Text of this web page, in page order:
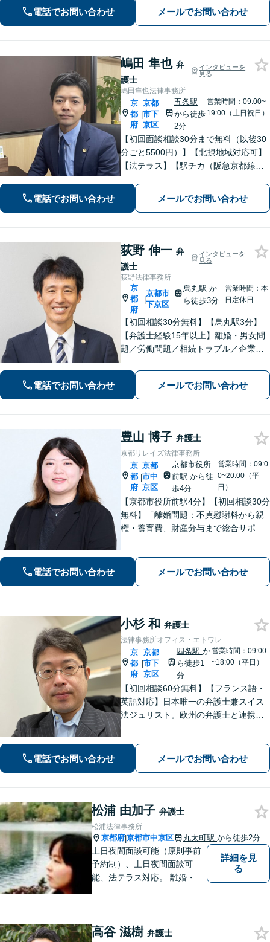
い、最善の結果を目指します。お困り
の場合は、お気軽に弁護士にご相談く
電話でお問い合わせ メールでお問い合わせ
嶋田 隼也 弁
護士
インタビューを
見る
嶋田隼也法律事務所
京
都
府
|
京都
市下
京区
五条駅
から徒歩
2分
営業時間：09:00~
19:00（土日祝日）
【初回面談相談30分まで無料（以後30
分ごと5500円）】【北摂地域対応可】
【法テラス】【駅チカ（阪急京都線烏
徒歩４分、地下鉄五条駅１番出口徒歩
２分】丁寧にわかりやすく説明。オン
電話でお問い合わせ メールでお問い合わせ
荻野 伸一 弁
護士
インタビューを
見る
荻野法律事務所
京
都
府
|
京都市
下京区
烏丸駅 か
ら徒歩3分
営業時間：本
日定休日
【初回相談30分無料】【烏丸駅3分】
【弁護士経験15年以上】離婚・男女問
題／労働問題／相続トラブル／企業法
ケーションで、納得感のある解決を目
指します【宗教法人法務／医療法務も
ご相談ください】【Web面談可】
電話でお問い合わせ メールでお問い合わせ
豊山 博子 弁護士
京都リレイズ法律事務所
京
都
府
|
京都
市中
京区
京都市役所
前駅 から徒
歩4分
営業時間：09:0
0~20:00（平
日）
【京都市役所前駅4分】【初回相談30分
無料】「離婚問題：不貞慰謝料から親
権・養育費、財産分与まで総合サポー
えて諦める前に、まずはあなたのご希
望をお聞かせください【休日・夜間相
電話でお問い合わせ メールでお問い合わせ
小杉 和 弁護士
法律事務所オフィス・エトワレ
京
都
府
|
京都
市下
京区
四条駅 か
ら徒歩1
分
営業時間：09:00
~18:00（平日）
【初回相談60分無料】【フランス語・
英語対応】日本唯一の弁護士兼スイス
法ジュリスト。欧州の弁護士と連携し
上げ／英仏日契約法務／ハーグ条約案
件などお任せ【WEB対応｜休日・夜間
電話でお問い合わせ メールでお問い合わせ
松浦 由加子 弁護士
松浦法律事務所
京都府|京都市中京区 丸太町駅 から徒歩2分
土日夜間面談可能（原則事前
予約制）、土日夜間面談可
能、法テラス対応。 離婚・借
問題・クレーマー対応など事
詳細を見
る
高谷 滋樹 弁護士